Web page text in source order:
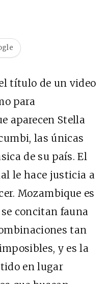
título de un video
para
aparecen Stella
las únicas
de su país. El
le hace justicia a
Mozambique es
concitan fauna
tan
y es la
en lugar